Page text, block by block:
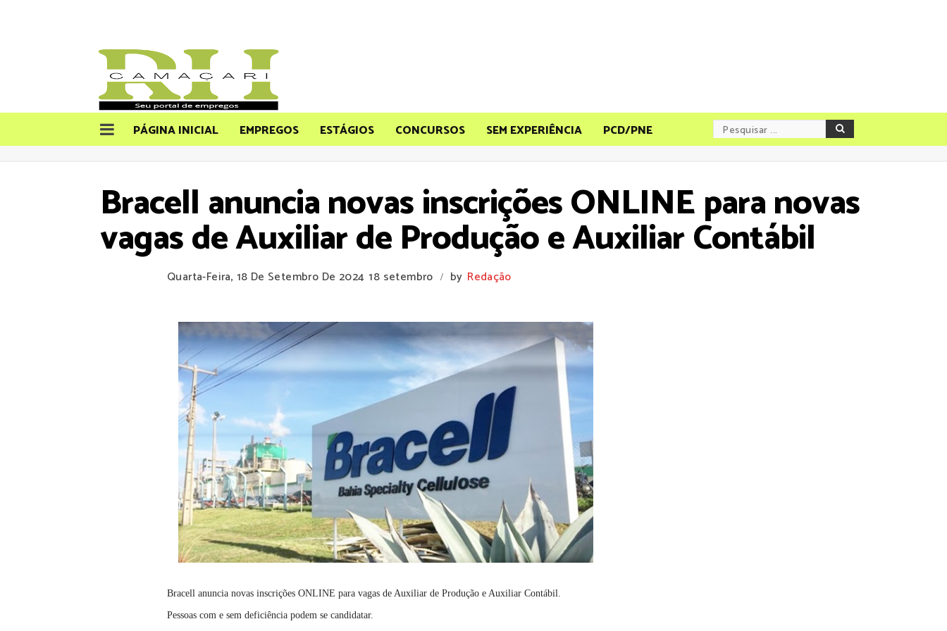
PÁGINA INICIAL EMPREGOS ESTÁGIOS CONCURSOS SEM EXPERIÊNCIA PCD/PNE
Bracell anuncia novas inscrições ONLINE para novas
vagas de Auxiliar de Produção e Auxiliar Contábil
Quarta-Feira, 18 De Setembro De 2024 18 setembro / by Redação
Bracell anuncia novas inscrições ONLINE para vagas de Auxiliar de Produção e Auxiliar Contábil.
Pessoas com e sem deficiência podem se candidatar.